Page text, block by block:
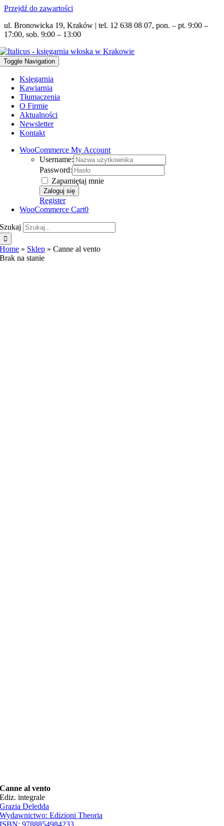
Przejdź do zawartości
ul. Bronowicka 19, Kraków | tel. 12 638 08 07, pon. – pt. 9:00 –
17:00, sob. 9:00 – 13:00
Toggle Navigation
Księgarnia
Kawiarnia
Tłumaczenia
O Firmie
Aktualności
Newsletter
Kontakt
WooCommerce My Account
Username:
Password:
Zapamiętaj mnie
Register
WooCommerce Cart0
Szukaj
Home » Sklep »Canne al vento
Brak na stanie
Canne al vento
Ediz. integrale
Grazia Deledda
Wydawnictwo:Edizioni Theoria
ISBN:9788854984233